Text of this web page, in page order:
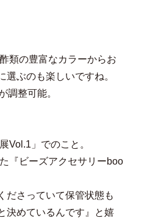
類の豊富なカラーからお
ぶのも楽しいですね。
調整可能。
Vol.1」でのこと。
『ビーズアクセサリーboo
ださっていて保管状態も
決めているんです』と嬉